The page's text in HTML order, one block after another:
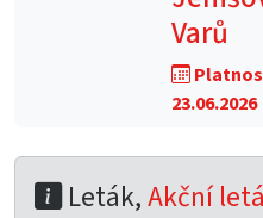
Varů
23.06.2026
Leták,Akční